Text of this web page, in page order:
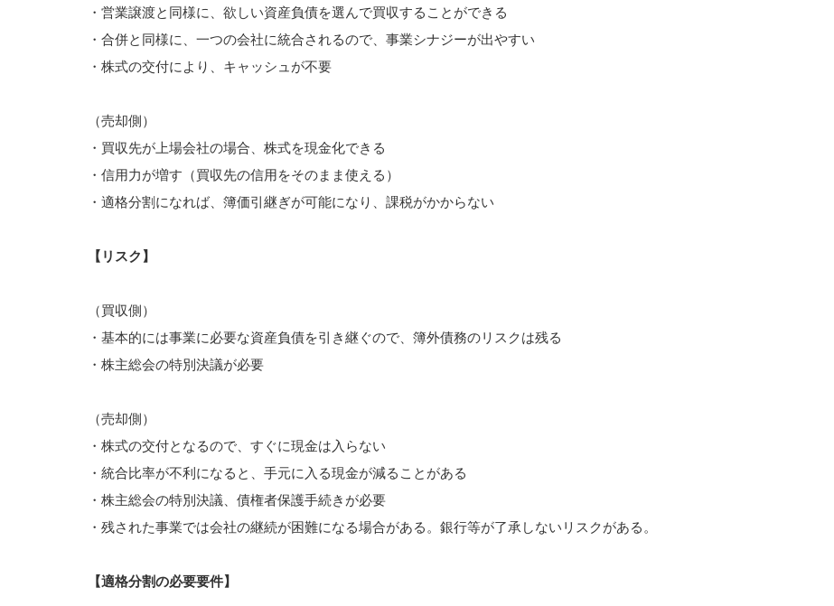
・営業譲渡と同様に、欲しい資産負債を選んで買収することができる
・合併と同様に、一つの会社に統合されるので、事業シナジーが出やすい
・株式の交付により、キャッシュが不要
（売却側）
・買収先が上場会社の場合、株式を現金化できる
・信用力が増す（買収先の信用をそのまま使える）
・適格分割になれば、簿価引継ぎが可能になり、課税がかからない
【リスク】
（買収側）
・基本的には事業に必要な資産負債を引き継ぐので、簿外債務のリスクは残る
・株主総会の特別決議が必要
（売却側）
・株式の交付となるので、すぐに現金は入らない
・統合比率が不利になると、手元に入る現金が減ることがある
・株主総会の特別決議、債権者保護手続きが必要
・残された事業では会社の継続が困難になる場合がある。銀行等が了承しないリスクがある。
【適格分割の必要要件】